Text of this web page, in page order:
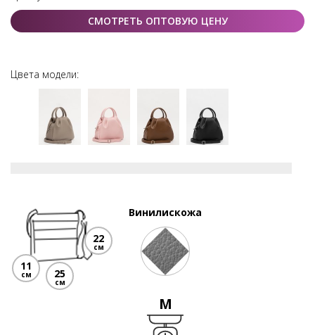
СМОТРЕТЬ ОПТОВУЮ ЦЕНУ
Цвета модели:
11
см
22
см
25
см
Винилискожа
M